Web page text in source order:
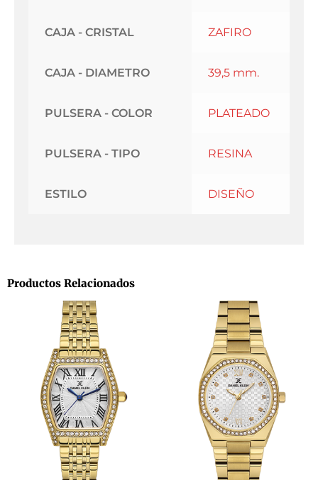
CAJA - CRISTAL ZAFIRO
CAJA - DIAMETRO 39,5 mm.
PULSERA - COLOR PLATEADO
PULSERA - TIPO RESINA
ESTILO DISEÑO
Productos Relacionados